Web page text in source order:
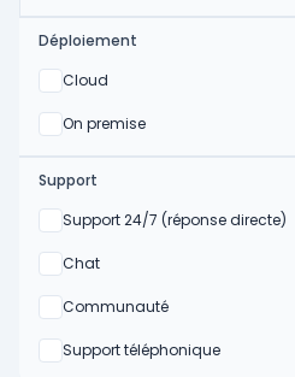
Déploiement
Cloud
Oui
On premise
Oui
Support
Support 24/7 (réponse directe)
Non
Chat
Non
Communauté
Non
Support téléphonique
Non